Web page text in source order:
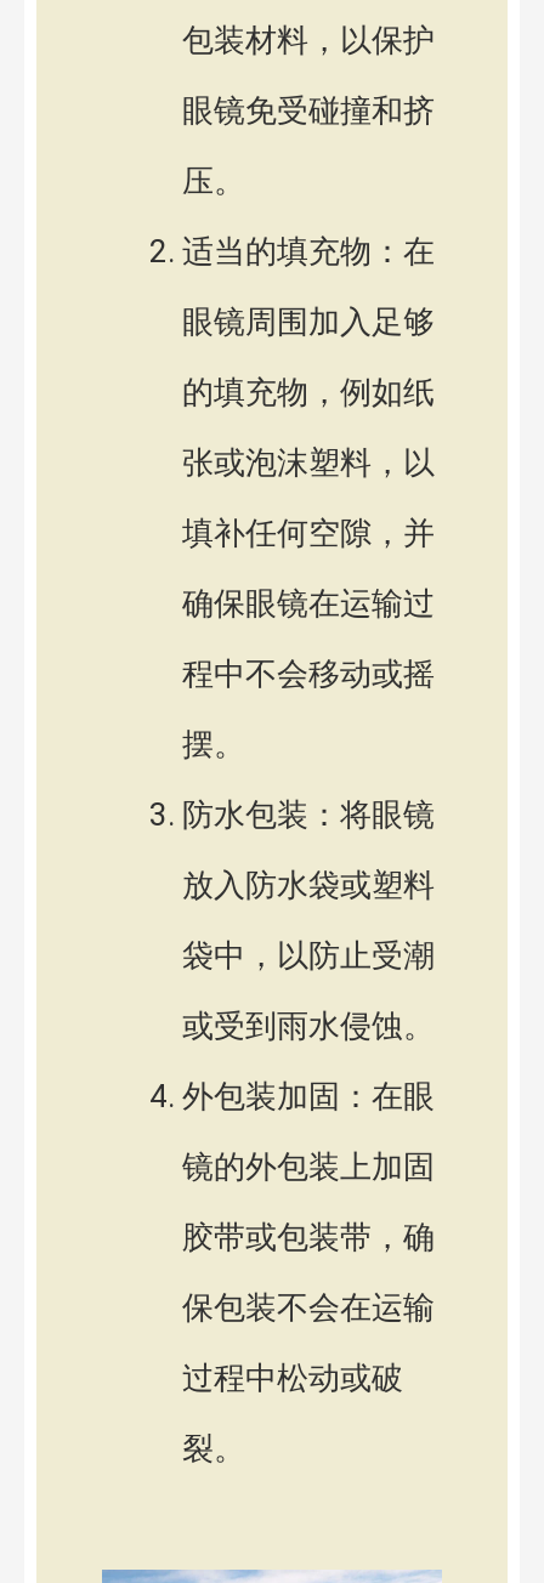
包装材料，以保护
眼镜免受碰撞和挤
压。
适当的填充物：在
眼镜周围加入足够
的填充物，例如纸
张或泡沫塑料，以
填补任何空隙，并
确保眼镜在运输过
程中不会移动或摇
摆。
防水包装：将眼镜
放入防水袋或塑料
袋中，以防止受潮
或受到雨水侵蚀。
外包装加固：在眼
镜的外包装上加固
胶带或包装带，确
保包装不会在运输
过程中松动或破
裂。